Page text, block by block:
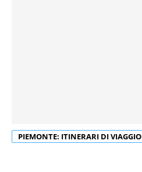
PIEMONTE: ITINERARI DI VIAGGIO